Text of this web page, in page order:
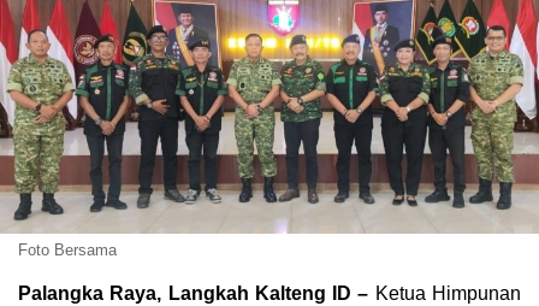
Foto Bersama
Palangka Raya, Langkah Kalteng ID – Ketua Himpunan